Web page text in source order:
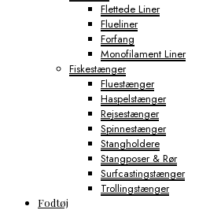
Flettede Liner
Flueliner
Forfang
Monofilament Liner
Fiskestænger
Fluestænger
Haspelstænger
Rejsestænger
Spinnestænger
Stangholdere
Stangposer & Rør
Surfcastingstænger
Trollingstænger
Fodtøj